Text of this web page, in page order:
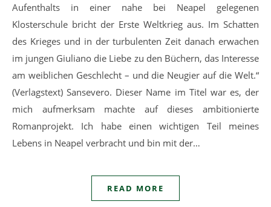
Aufenthalts in einer nahe bei Neapel gelegenen
Klosterschule bricht der Erste Weltkrieg aus. Im Schatten
des Krieges und in der turbulenten Zeit danach erwachen
im jungen Giuliano die Liebe zu den Büchern, das Interesse
am weiblichen Geschlecht – und die Neugier auf die Welt.“
(Verlagstext) Sansevero. Dieser Name im Titel war es, der
mich aufmerksam machte auf dieses ambitionierte
Romanprojekt. Ich habe einen wichtigen Teil meines
Lebens in Neapel verbracht und bin mit der…
READ MORE